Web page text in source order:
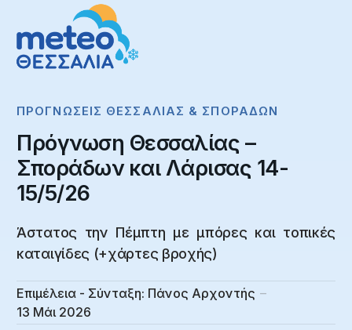
ΠΡΟΓΝΏΣΕΙΣ ΘΕΣΣΑΛΊΑΣ & ΣΠΟΡΆΔΩΝ
Πρόγνωση Θεσσαλίας –
Σποράδων και Λάρισας 14-
15/5/26
Άστατος την Πέμπτη με μπόρες και τοπικές
καταιγίδες (+χάρτες βροχής)
Επιμέλεια - Σύνταξη: Πάνος Αρχοντής
13 Μάι 2026